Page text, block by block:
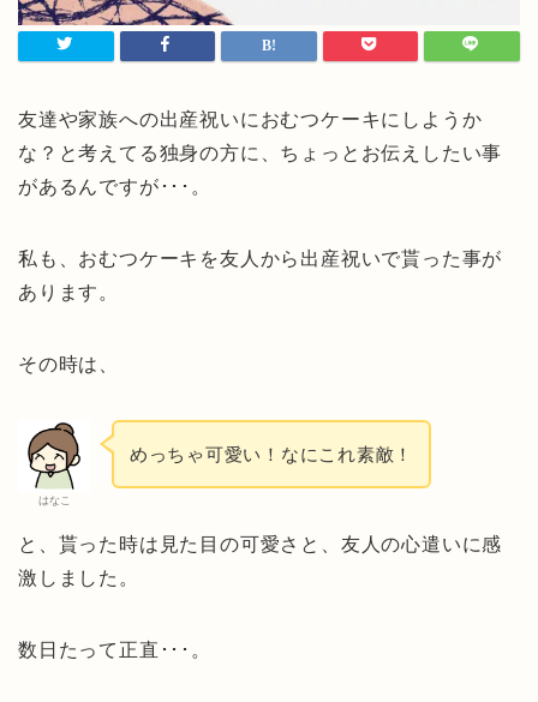
友達や家族への出産祝いにおむつケーキにしようか
な？と考えてる独身の方に、ちょっとお伝えしたい事
があるんですが･･･。
私も、おむつケーキを友人から出産祝いで貰った事が
あります。
その時は、
はなこ
めっちゃ可愛い！なにこれ素敵！
と、貰った時は見た目の可愛さと、友人の心遣いに感
激しました。
数日たって正直･･･。